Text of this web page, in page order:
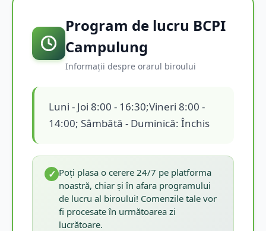
Program de lucru BCPI
Campulung
Informații despre orarul biroului
Luni - Joi 8:00 - 16:30;Vineri 8:00 -
14:00; Sâmbătă - Duminică: Închis
✓ Poți plasa o cerere 24/7 pe platforma
noastră, chiar și în afara programului
de lucru al biroului! Comenzile tale vor
fi procesate în următoarea zi
lucrătoare.